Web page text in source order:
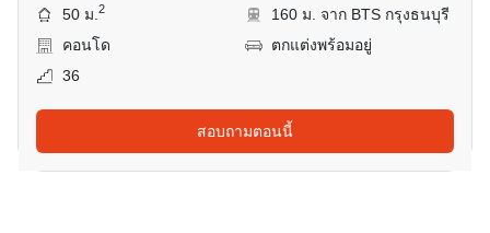
50 ม.2
160 ม. จาก BTS กรุงธนบุรี
คอนโด
ตกแต่งพร้อมอยู่
36
สอบถามตอนนี้